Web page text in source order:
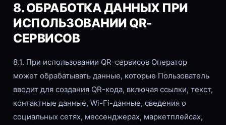
8. ОБРАБОТКА ДАННЫХ ПРИ
ИСПОЛЬЗОВАНИИ QR-
СЕРВИСОВ
8.1. При использовании QR-сервисов Оператор
может обрабатывать данные, которые Пользователь
вводит для создания QR-кода, включая ссылки, текст,
контактные данные, Wi-Fi-данные, сведения о
социальных сетях, мессенджерах, маркетплейсах,